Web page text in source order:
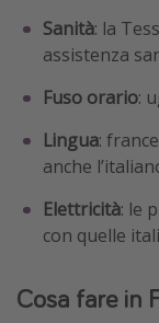
Sanità: la
assistenza
Fuso orario:
Lingua:
anche
Elettricità: le
con quelle
Cosa fare in